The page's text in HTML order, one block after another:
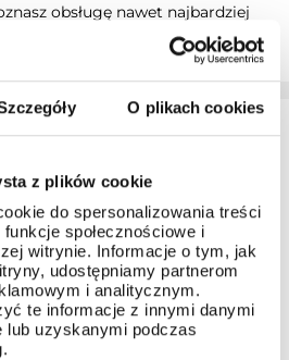
O plikach cookies
z plików cookie
do spersonalizowania treści
społecznościowe i
witrynie. Informacje o tym, jak
udostępniamy partnerom
i analitycznym.
te informacje z innymi danymi
lub uzyskanymi podczas
obsługę nawet najbardziej
GWARANCJI
przedłużeniu o kolejne 3 lata
w gwarancji trzyletniej jeśli
w terminie do 30 dni od daty